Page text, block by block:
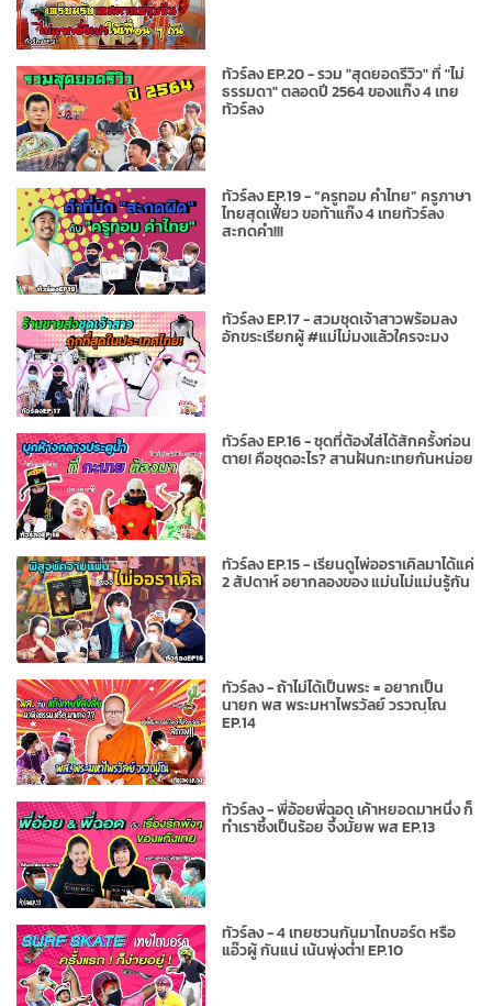
ทัวร์ลง EP.20 - รวม "สุดยอดรีวิว" ที่ "ไม่
ธรรมดา" ตลอดปี 2564 ของแก๊ง 4 เทย
ทัวร์ลง
ทัวร์ลง EP.19 - “ครูทอม คำไทย” ครูภาษา
ไทยสุดเฟี้ยว ขอท้าแก๊ง 4 เทยทัวร์ลง
สะกดคำ!!!
ทัวร์ลง EP.17 - สวมชุดเจ้าสาวพร้อมลง
อักขระเรียกผู้ #แม่ไม่มงแล้วใครจะมง
ทัวร์ลง EP.16 - ชุดที่ต้องใส่ได้สักครั้งก่อน
ตาย! คือชุดอะไร? สานฝันกะเทยกันหน่อย
ทัวร์ลง EP.15 - เรียนดูไพ่ออราเคิลมาได้แค่
2 สัปดาห์ อยากลองของ แม่นไม่แม่นรู้กัน
ทัวร์ลง - ถ้าไม่ได้เป็นพระ = อยากเป็น
นายก พส พระมหาไพรวัลย์ วรวณฺโณ
EP.14
ทัวร์ลง - พี่อ้อยพี่ฉอด เค้าหยอดมาหนึ่ง ก็
ทำเราซึ้งเป็นร้อย จึ้งมั้ยพ พส EP.13
ทัวร์ลง - 4 เทยชวนกันมาไถบอร์ด หรือ
แอ๊วผู้ กันแน่ เน้นพุ่งต่ำ! EP.10